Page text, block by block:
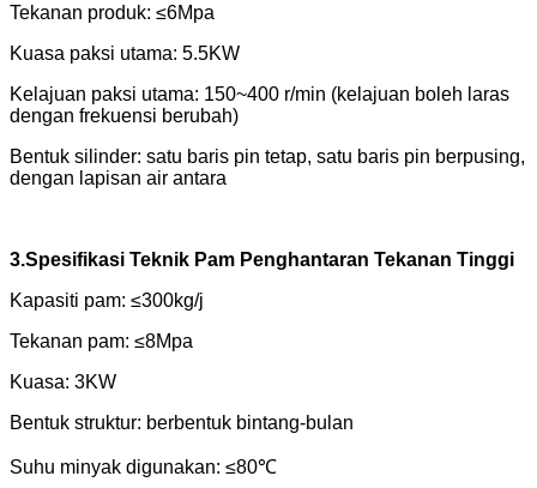
Tekanan produk: ≤6Mpa
Kuasa paksi utama: 5.5KW
Kelajuan paksi utama: 150~400 r/min (kelajuan boleh laras
dengan frekuensi berubah)
Bentuk silinder: satu baris pin tetap, satu baris pin berpusing,
dengan lapisan air antara
3.Spesifikasi Teknik Pam Penghantaran Tekanan Tinggi
Kapasiti pam: ≤300kg/j
Tekanan pam: ≤8Mpa
Kuasa: 3KW
Bentuk struktur: berbentuk bintang-bulan
Suhu minyak digunakan: ≤80℃